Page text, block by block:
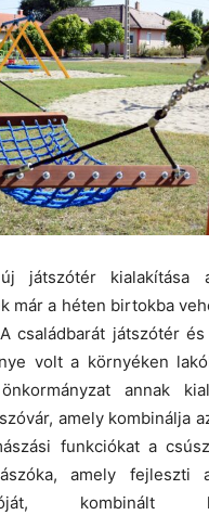
játszótér kialakítása
már a héten birtokba
családbarát játszótér és
volt a környéken
annak
amely kombinálja
funkciókat a
amely fejleszti
kombinált